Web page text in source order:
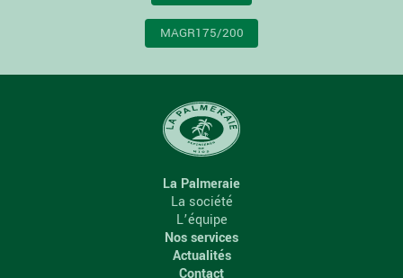
MAGR175/200
La Palmeraie
La société
L’équipe
Nos services
Actualités
Contact